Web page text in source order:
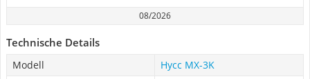
08/2026
Technische Details
Modell
Hycc MX-3K